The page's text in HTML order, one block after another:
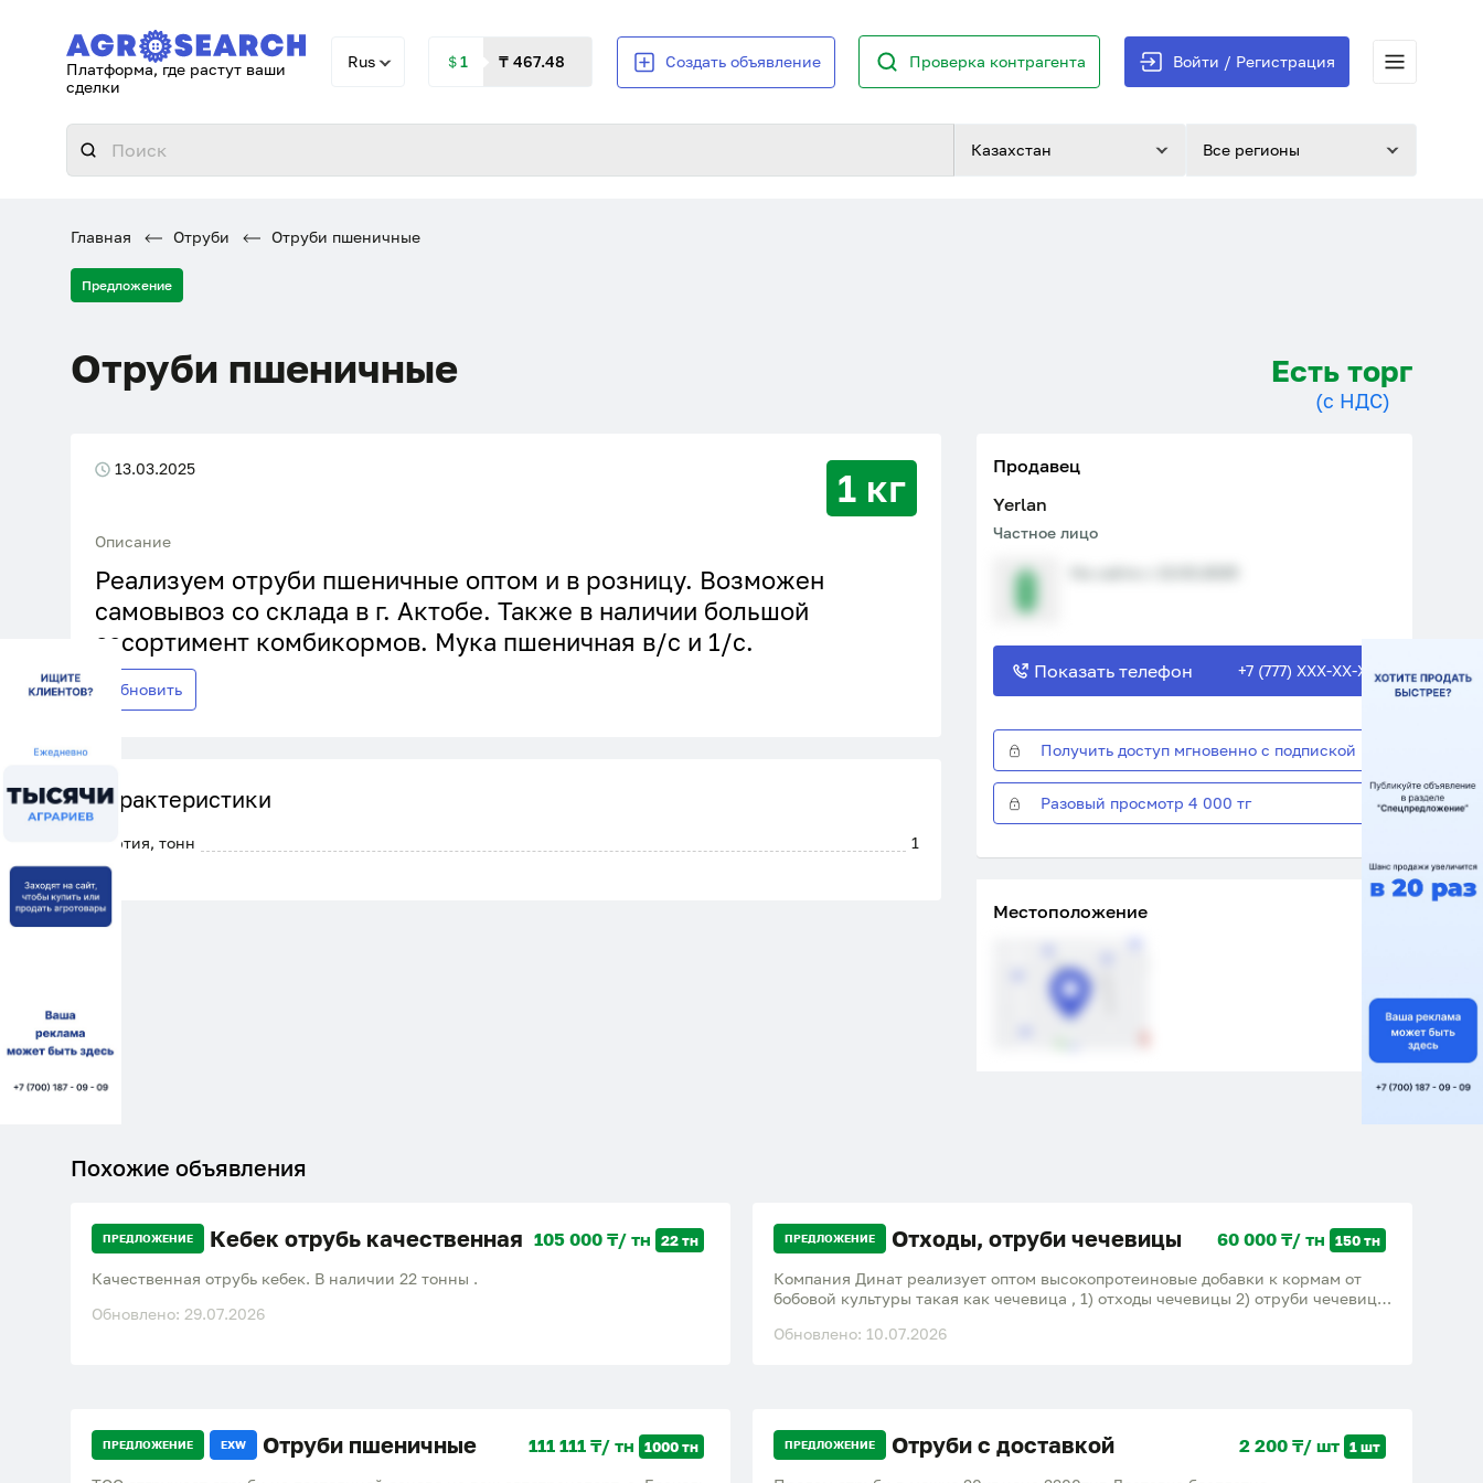
Платформа, где растут ваши
сделки
Rus ＄1 ₸ 467.48 Создать объявление Проверка контрагента Войти / Регистрация
Казахстан Все регионы
Главная Отруби Отруби пшеничные
Предложение
Отруби пшеничные Есть торг
(с НДС)
13.03.2025 1 кг
Описание
Реализуем отруби пшеничные оптом и в розницу. Возможен
самовывоз со склада в г. Актобе. Также в наличии большой
ассортимент комбикормов. Мука пшеничная в/с и 1/с.
Обновить
Характеристики
Партия, тонн 1
Продавец
Yerlan
Частное лицо
Показать телефон +7 (777) XXX-XX-XX
Получить доступ мгновенно с подпиской
Разовый просмотр 4 000 тг
Местоположение
Похожие объявления
ПРЕДЛОЖЕНИЕ Кебек отрубь качественная 105 000 ₸/ тн 22 тн
Качественная отрубь кебек. В наличии 22 тонны .
Обновлено: 29.07.2026
ПРЕДЛОЖЕНИЕ Отходы, отруби чечевицы 60 000 ₸/ тн 150 тн
Компания Динат реализует оптом высокопротеиновые добавки к кормам от
бобовой культуры такая как чечевица , 1) отходы чечевицы 2) отруби чечевицы
цинка что приносит хорошие привесы для откорма Крс лошадей и мрс,
Обновлено: 10.07.2026
ПРЕДЛОЖЕНИЕ EXW Отруби пшеничные 111 111 ₸/ тн 1000 тн ПРЕДЛОЖЕНИЕ Отруби с доставкой 2 200 ₸/ шт 1 шт